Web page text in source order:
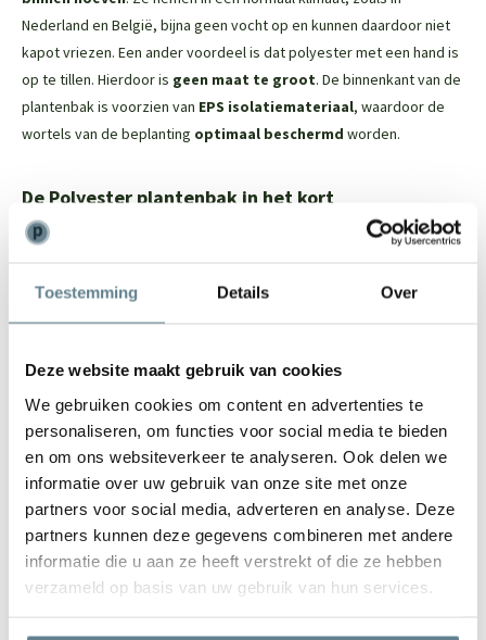
Toestemming Details Over
Deze website maakt gebruik van cookies
We gebruiken cookies om content en advertenties te
personaliseren, om functies voor social media te bieden
en om ons websiteverkeer te analyseren. Ook delen we
informatie over uw gebruik van onze site met onze
partners voor social media, adverteren en analyse. Deze
partners kunnen deze gegevens combineren met andere
informatie die u aan ze heeft verstrekt of die ze hebben
verzameld op basis van uw gebruik van hun services.
Nederland en België, bijna geen vocht op en kunnen daardoor niet
kapot vriezen. Een ander voordeel is dat polyester met een hand is
op te tillen. Hierdoor is geen maat te groot. De binnenkant van de
plantenbak is voorzien van EPS isolatiemateriaal, waardoor de
wortels van de beplanting optimaal beschermd worden.
De Polyester plantenbak in het kort
Dit tijdloze model past in iedere tuin
staan
De binnenkant van de plantenbak is voorzien van EPS
Door het materiaal is het een lichtgewicht plantenbak
De plantenbak heeft een robuuste uitstraling en een mooie
randafwerking
Door en door gekleurd, ruime keuze uit ral kleuren
Vele maatwerk opties mogelijk
Let op: de onderkant van de polyester plantenbak is niet (netjes)
afgewerkt, maar dit is niet zichtbaar